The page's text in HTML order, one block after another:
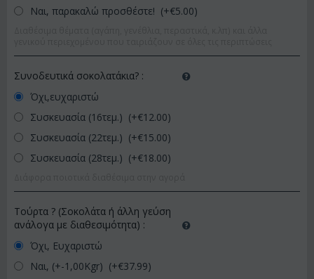
Ναι, παρακαλώ προσθέστε! (+€5.00)
Συνοδευτικά σοκολατάκια? :
Όχι,ευχαριστώ
Συσκευασία (16τεμ.) (+€12.00)
Συσκευασία (22τεμ.) (+€15.00)
Συσκευασία (28τεμ.) (+€18.00)
Τούρτα ? (Σοκολάτα ή άλλη γεύση
ανάλογα με διαθεσιμότητα) :
Όχι, Ευχαριστώ
Ναι, (+-1,00Kgr) (+€37.99)